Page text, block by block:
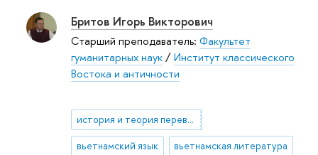
Бритов Игорь Викторович
Старший преподаватель: Факультет
гуманитарных наук/Институт классического
Востока и античности
история и теория перевода
вьетнамский язык вьетнамская литература